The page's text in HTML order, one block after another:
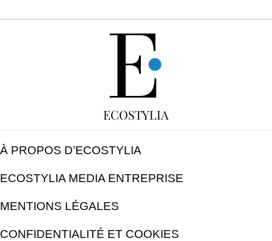
ECOSTYLIA
À PROPOS D’ECOSTYLIA
ECOSTYLIA MEDIA ENTREPRISE
MENTIONS LÉGALES
CONFIDENTIALITÉ ET COOKIES